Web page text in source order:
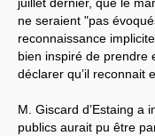
ne seraient "pas
reconnaissance
bien inspiré de prendre
déclarer qu’il reconnait
M. Giscard d’Estaing a
publics aurait pu être